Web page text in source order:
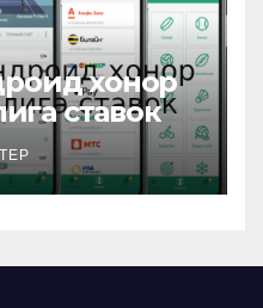
хонор
ставок